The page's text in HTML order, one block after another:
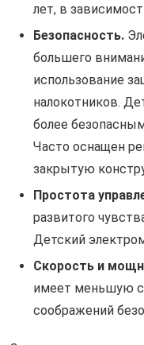
лет, в
Безопасность.
большего
использование
налокотников.
более
Часто оснащен
закрытую
Простота
развитого
Детский
Скорость и
имеет меньшую
соображений